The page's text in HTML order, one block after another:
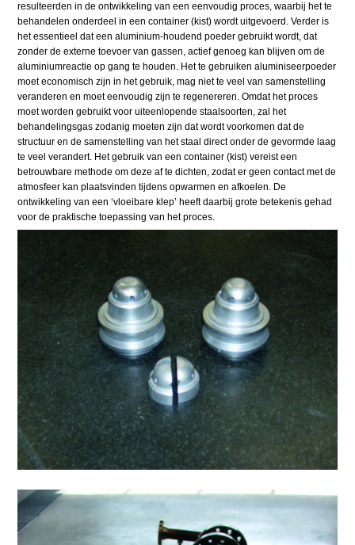
resulteerden in de ontwikkeling van een eenvoudig proces, waarbij het te
behandelen onderdeel in een container (kist) wordt uitgevoerd. Verder is
het essentieel dat een aluminium-houdend poeder gebruikt wordt, dat
zonder de externe toevoer van gassen, actief genoeg kan blijven om de
aluminiumreactie op gang te houden. Het te gebruiken aluminiseerpoeder
moet economisch zijn in het gebruik, mag niet te veel van samenstelling
veranderen en moet eenvoudig zijn te regenereren. Omdat het proces
moet worden gebruikt voor uiteenlopende staalsoorten, zal het
behandelingsgas zodanig moeten zijn dat wordt voorkomen dat de
structuur en de samenstelling van het staal direct onder de gevormde laag
te veel verandert. Het gebruik van een container (kist) vereist een
betrouwbare methode om deze af te dichten, zodat er geen contact met de
atmosfeer kan plaatsvinden tijdens opwarmen en afkoelen. De
ontwikkeling van een ‘vloeibare klep’ heeft daarbij grote betekenis gehad
voor de praktische toepassing van het proces.